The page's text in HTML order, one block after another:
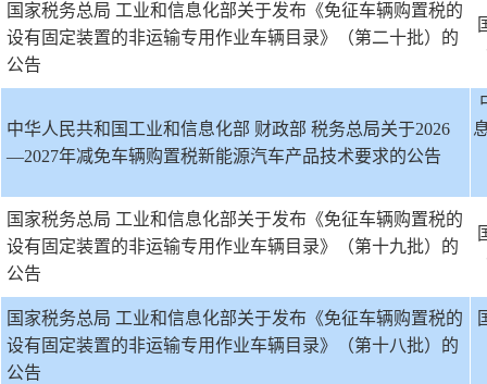
国家税务总局 工业和信息化部关于发布《免征车辆购置税的
设有固定装置的非运输专用作业车辆目录》（第二十批）的
公告
中华人民共和国工业和信息化部 财政部 税务总局关于2026
—2027年减免车辆购置税新能源汽车产品技术要求的公告
国家税务总局 工业和信息化部关于发布《免征车辆购置税的
设有固定装置的非运输专用作业车辆目录》（第十九批）的
公告
国家税务总局 工业和信息化部关于发布《免征车辆购置税的
设有固定装置的非运输专用作业车辆目录》（第十八批）的
公告